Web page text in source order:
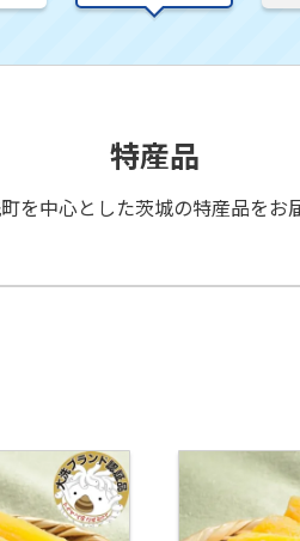
特産品
を中心とした茨城の特産品をお